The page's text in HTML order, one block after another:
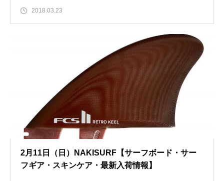
2018.03.23
2月11日（日）NAKISURF【サーフボード・サー
フギア・スキンケア・最新入荷情報】